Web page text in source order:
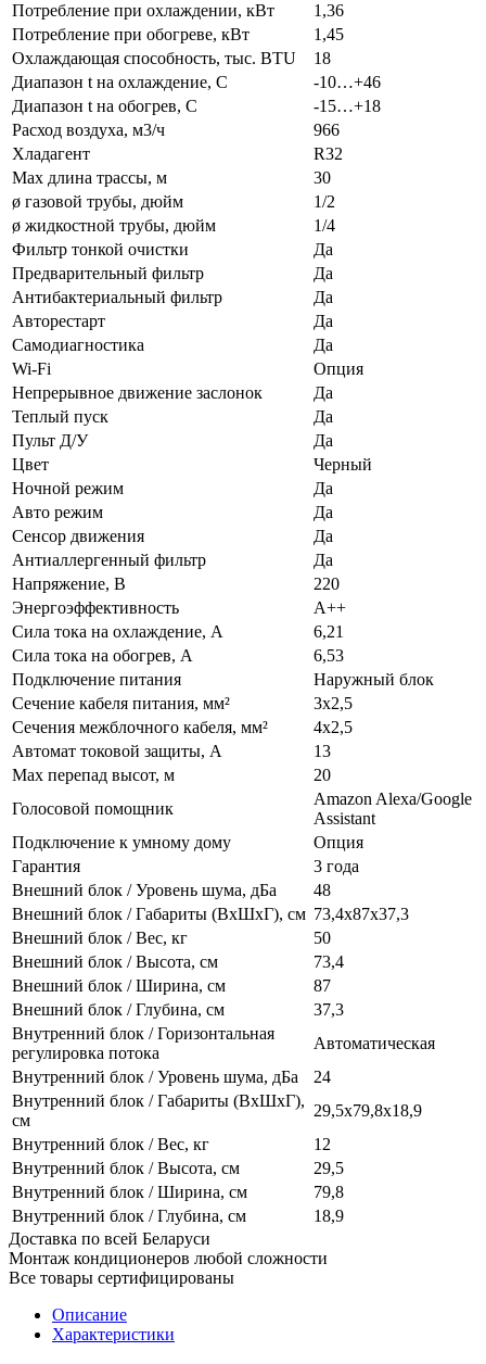
Потребление при охлаждении, кВт
1,36
Потребление при обогреве, кВт
1,45
Охлаждающая способность, тыс. BTU
18
Диапазон t на охлаждение, С
-10…+46
Диапазон t на обогрев, С
-15…+18
Расход воздуха, м3/ч
966
Хладагент
R32
Max длина трассы, м
30
ø газовой трубы, дюйм
1/2
ø жидкостной трубы, дюйм
1/4
Фильтр тонкой очистки
Да
Предварительный фильтр
Да
Антибактериальный фильтр
Да
Авторестарт
Да
Самодиагностика
Да
Wi-Fi
Опция
Непрерывное движение заслонок
Да
Теплый пуск
Да
Пульт Д/У
Да
Цвет
Черный
Ночной режим
Да
Авто режим
Да
Сенсор движения
Да
Антиаллергенный фильтр
Да
Напряжение, В
220
Энергоэффективность
A++
Сила тока на охлаждение, А
6,21
Сила тока на обогрев, А
6,53
Подключение питания
Наружный блок
Сечение кабеля питания, мм²
3х2,5
Сечения межблочного кабеля, мм²
4х2,5
Автомат токовой защиты, А
13
Max перепад высот, м
20
Голосовой помощник
Amazon Alexa/Google
Assistant
Подключение к умному дому
Опция
Гарантия
3 года
Внешний блок / Уровень шума, дБа
48
Внешний блок / Габариты (ВхШхГ), см 73,4х87х37,3
Внешний блок / Вес, кг
50
Внешний блок / Высота, см
73,4
Внешний блок / Ширина, см
87
Внешний блок / Глубина, см
37,3
Внутренний блок / Горизонтальная
регулировка потока
Автоматическая
Внутренний блок / Уровень шума, дБа
24
Внутренний блок / Габариты (ВхШхГ),
см
29,5х79,8х18,9
Внутренний блок / Вес, кг
12
Внутренний блок / Высота, см
29,5
Внутренний блок / Ширина, см
79,8
Внутренний блок / Глубина, см
18,9
Доставка по всей Беларуси
Монтаж кондиционеров любой сложности
Все товары сертифицированы
Описание
Характеристики